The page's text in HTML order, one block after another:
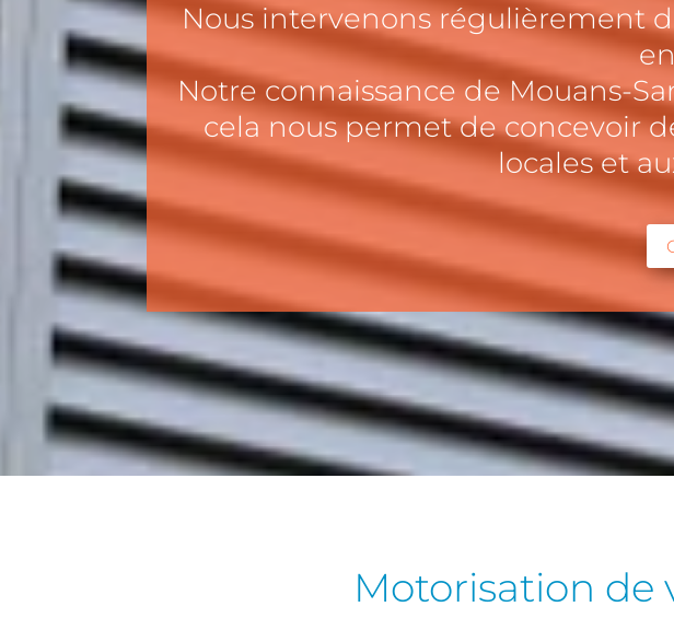
Nous intervenons régulièrement
Notre connaissance de Mouans-
cela nous permet de concevoir
locales et
Motorisation de